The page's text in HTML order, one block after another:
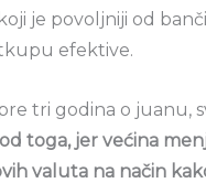
je povoljniji od
efektive.
tri godina o juanu,
toga, jer većina
valuta na način